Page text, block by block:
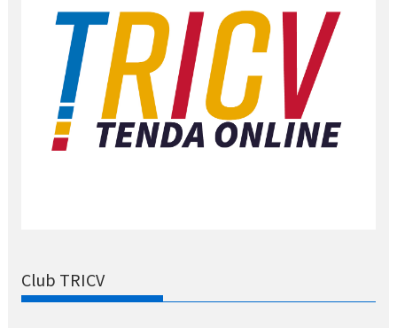
Club TRICV